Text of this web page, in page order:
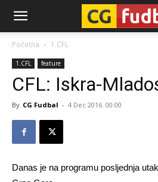
CG-
Fudbal
Početna 1.CFL
1.CFL feature
CFL: Iskra-
By CG Fudbal - 4 Dec 2016. 00:00
Danas je na programu posljednja